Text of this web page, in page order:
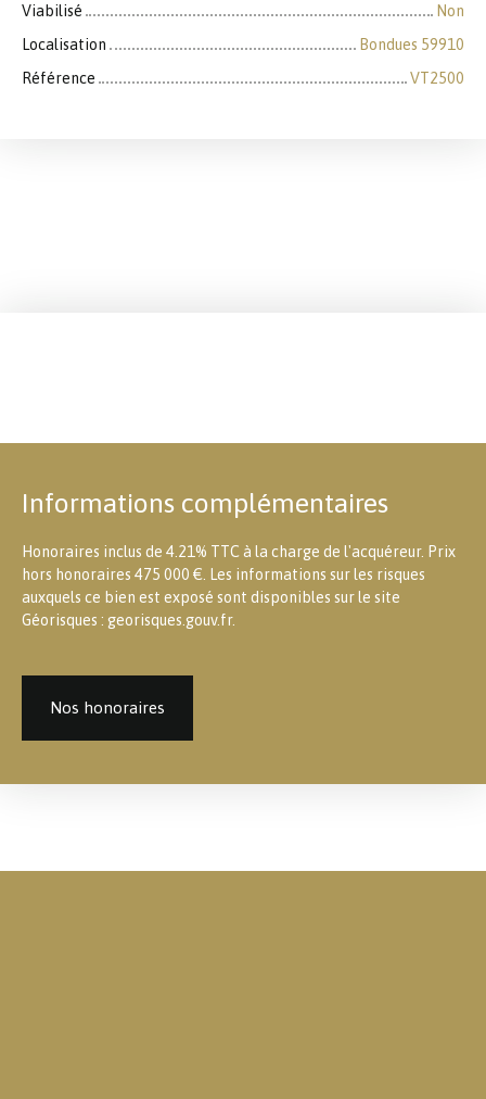
Viabilisé
Non
Localisation
Bondues 59910
Référence
VT2500
Informations complémentaires
Honoraires inclus de 4.21% TTC à la charge de l'acquéreur. Prix
hors honoraires 475 000 €. Les informations sur les risques
auxquels ce bien est exposé sont disponibles sur le site
Géorisques : georisques.gouv.fr.
Nos honoraires